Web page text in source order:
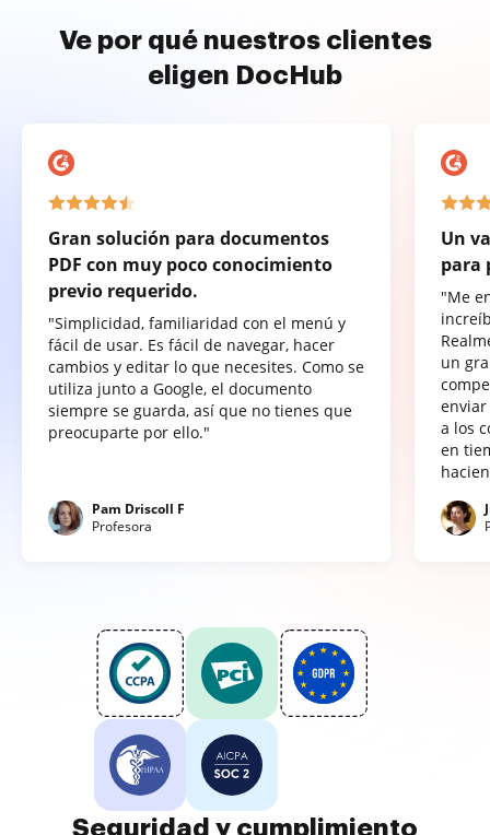
Ve por qué nuestros clientes
eligen DocHub
Gran solución para documentos
PDF con muy poco conocimiento
previo requerido.
"Simplicidad, familiaridad con el menú y
fácil de usar. Es fácil de navegar, hacer
cambios y editar lo que necesites. Como se
utiliza junto a Google, el documento
siempre se guarda, así que no tienes que
preocuparte por ello."
Pam Driscoll F
Profesora
Un
para
"Me
un
a los
en
Seguridad y cumplimiento